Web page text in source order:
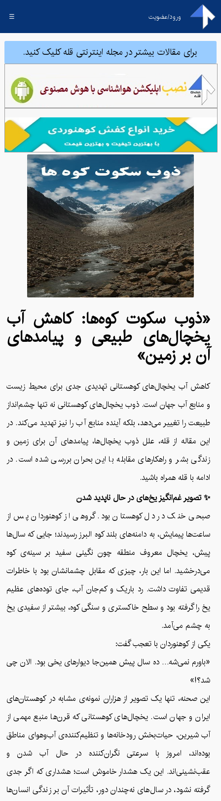
ورود/عضویت ☰
برای مقالات بیشتر در مجله اینترنتی قله کلیک کنید.
«ذوب سکوت کوه‌ها: کاهش آب
یخچال‌های طبیعی و پیامدهای
آن بر زمین»
کاهش آب یخچال‌های کوهستانی تهدیدی جدی برای محیط زیست
و منابع آب جهان است. ذوب یخچال‌های کوهستانی نه تنها چشم‌انداز
طبیعت را تغییر می‌دهد، بلکه آینده منابع آب را نیز تهدید می‌کند. در
این مقاله از قله، علل ذوب یخچال‌ها، پیامدهای آن برای زمین و
زندگی بشر و راهکارهای مقابله با این بحران بررسی شده است. در
ادامه با قله همراه باشید.
✨ تصویر غم‌انگیز یخ‌های در حال ناپدید شدن
صبحی خنک در دل کوهستان بود. گروهی از کوهنوردان پس از
ساعت‌ها پیمایش، به دامنه‌های بلند کوه البرز رسیدند؛ جایی که سال‌ها
پیش، یخچال معروف منطقه چون نگینی سفید بر سینه‌ی کوه
می‌درخشید. اما این بار، چیزی که مقابل چشمانشان بود با خاطرات
قدیمی تفاوت داشت. رد باریک و کم‌جان آب، جای توده‌های عظیم
یخ را گرفته بود و سطح خاکستری و سنگی کوه، بیشتر از سفیدی یخ
به چشم می‌آمد.
یکی از کوهنوردان با تعجب گفت:
«باورم نمی‌شه… ده سال پیش همین‌جا دیوارهای یخی بود. الان چی
شد؟!»
این صحنه، تنها یک تصویر از هزاران نمونه‌ی مشابه در کوهستان‌های
ایران و جهان است. یخچال‌های کوهستانی که قرن‌ها منبع مهمی از
آب شیرین، حیات‌بخش رودخانه‌ها و تنظیم‌کننده‌ی آب‌وهوای مناطق
بوده‌اند، امروز با سرعتی نگران‌کننده در حال آب شدن و
عقب‌نشینی‌اند. این یک هشدار خاموش است؛ هشداری که اگر جدی
گرفته نشود، در سال‌های نه‌چندان دور، تأثیرات آن بر زندگی انسان‌ها